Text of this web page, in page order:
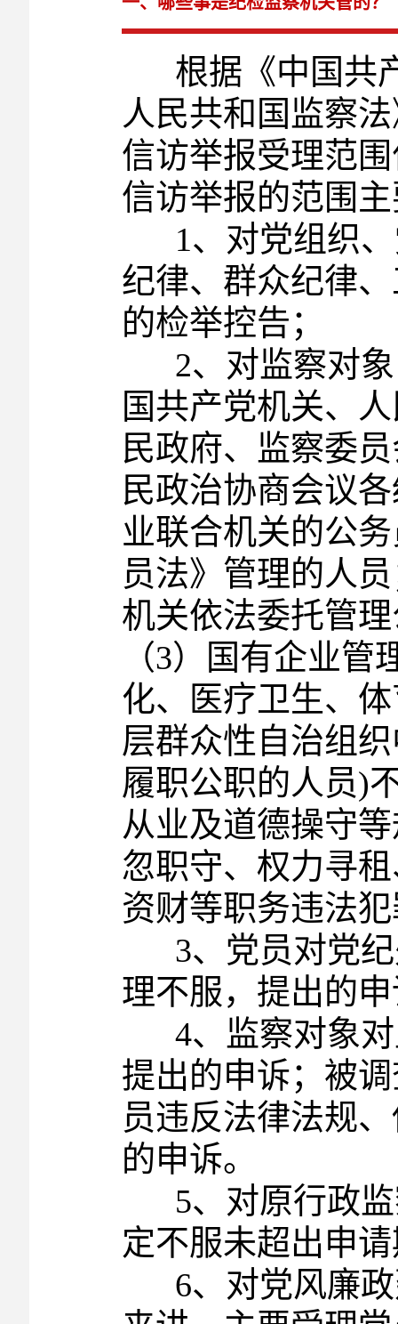
根据《中国共
人民共和国监察
信访举报受理范
信访举报的范围
1、对党组织、
纪律、群众纪律
的检举控告；
2、对监察对象
国共产党机关、
民政府、监察委
民政治协商会议
业联合机关的公
员法》管理的人
机关依法委托管
（3）国有企业
化、医疗卫生、
层群众性自治组
履职公职的人员)
从业及道德操守
忽职守、权力寻
资财等职务违法
3、党员对党纪
理不服，提出的
4、监察对象对
提出的申诉；被
员违反法律法规
的申诉。
5、对原行政监
定不服未超出申
6、对党风廉政